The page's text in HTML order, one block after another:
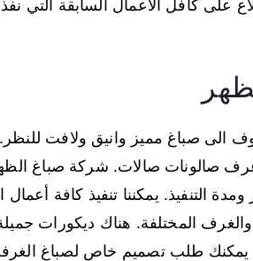
على كافل الاعمال السابقة التي
الى صباغ مميز وانيق ولافت
صالونات صالات. شركة صباغ
التنفيذ. يمكننا تنفيذ كافة أعمال
المختلفة. هناك ديكورات
يمكنك طلب تصميم خاص لصباغ